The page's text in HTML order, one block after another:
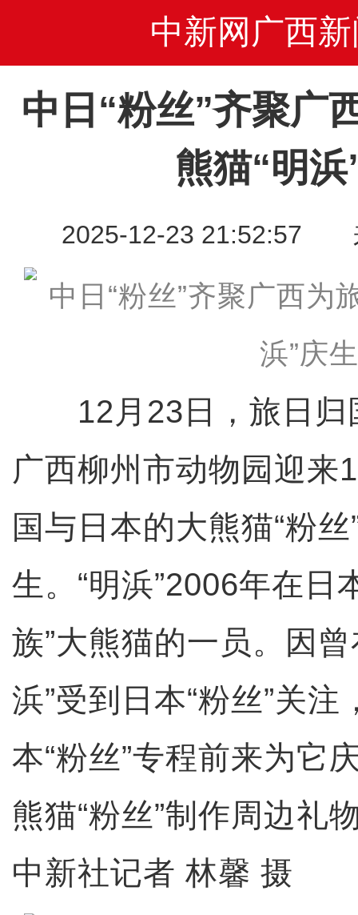
中新网广西新
中日“粉丝”齐聚广
熊猫“明浜
2025-12-23 21:52:57
12月23日，旅日归
广西柳州市动物园迎来
国与日本的大熊猫“粉
生。“明浜”2006年在日
族”大熊猫的一员。因
浜”受到日本“粉丝”关
本“粉丝”专程前来为它
熊猫“粉丝”制作周边礼
中新社记者 林馨 摄